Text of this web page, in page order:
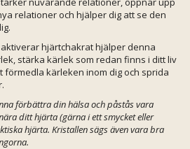
relationer och hjälper dig att se den
hjärtchakrat hjälper denna
stärka kärlek som redan finns i ditt liv
förmedla kärleken inom dig och sprida
förbättra din hälsa och påstås vara
ditt hjärta (gärna i ett smycket eller
hjärta. Kristallen sägs även vara bra